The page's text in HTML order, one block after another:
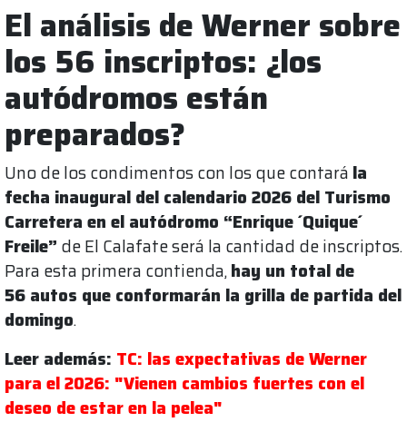
El análisis de Werner sobre
los 56 inscriptos: ¿los
autódromos están
preparados?
Uno de los condimentos con los que contará la
fecha inaugural del calendario 2026 del Turismo
Carretera en el autódromo “Enrique ´Quique´
Freile” de El Calafate será la cantidad de inscriptos.
Para esta primera contienda,hay un total de
56 autos que conformarán la grilla de partida del
domingo.
Leer además: TC: las expectativas de Werner
para el 2026: "Vienen cambios fuertes con el
deseo de estar en la pelea"